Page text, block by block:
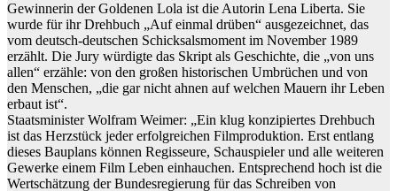
Gewinnerin der Goldenen Lola ist die Autorin Lena Liberta. Sie
wurde für ihr Drehbuch „Auf einmal drüben“ ausgezeichnet, das
vom deutsch-deutschen Schicksalsmoment im November 1989
erzählt. Die Jury würdigte das Skript als Geschichte, die „von uns
allen“ erzähle: von den großen historischen Umbrüchen und von
den Menschen, „die gar nicht ahnen auf welchen Mauern ihr Leben
erbaut ist“.
Staatsminister Wolfram Weimer: „Ein klug konzipiertes Drehbuch
ist das Herzstück jeder erfolgreichen Filmproduktion. Erst entlang
dieses Bauplans können Regisseure, Schauspieler und alle weiteren
Gewerke einem Film Leben einhauchen. Entsprechend hoch ist die
Wertschätzung der Bundesregierung für das Schreiben von